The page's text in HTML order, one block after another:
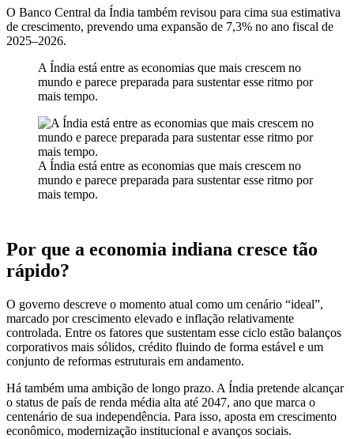
O Banco Central da Índia também revisou para cima sua estimativa
de crescimento, prevendo uma expansão de 7,3% no ano fiscal de
2025–2026.
A Índia está entre as economias que mais crescem no
mundo e parece preparada para sustentar esse ritmo por
mais tempo.
A Índia está entre as economias que mais crescem no
mundo e parece preparada para sustentar esse ritmo por
mais tempo.
Por que a economia indiana cresce tão
rápido?
O governo descreve o momento atual como um cenário “ideal”,
marcado por crescimento elevado e inflação relativamente
controlada. Entre os fatores que sustentam esse ciclo estão balanços
corporativos mais sólidos, crédito fluindo de forma estável e um
conjunto de reformas estruturais em andamento.
Há também uma ambição de longo prazo. A Índia pretende alcançar
o status de país de renda média alta até 2047, ano que marca o
centenário de sua independência. Para isso, aposta em crescimento
econômico, modernização institucional e avanços sociais.